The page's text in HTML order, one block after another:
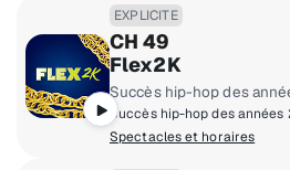
EXPLICITE
CH 49
Flex2K
Succès hip-hop des
Spectacles et horaires